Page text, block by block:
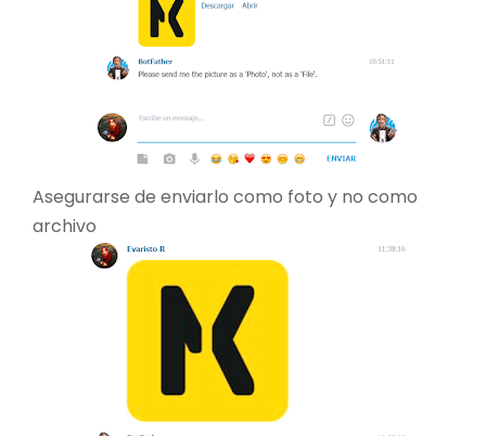
Asegurarse de enviarlo como foto y no como
archivo